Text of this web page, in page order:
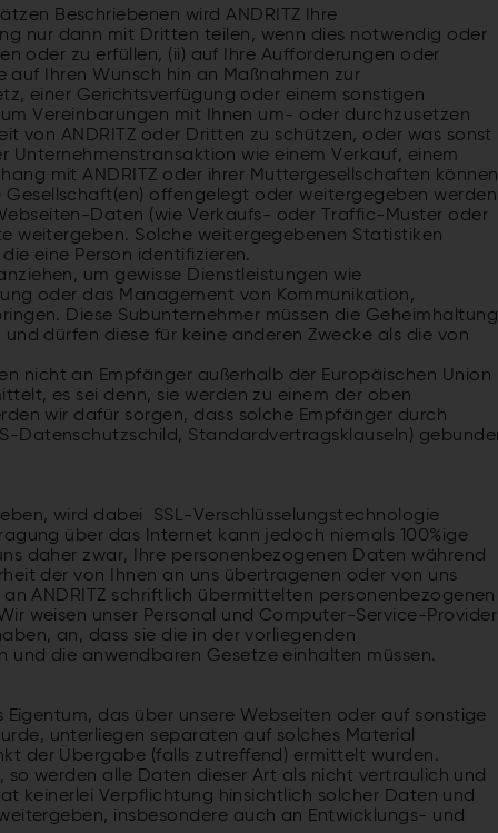
Beschriebenen wird ANDRITZ Ihre
nur dann mit Dritten teilen, wenn dies notwendig oder
oder zu erfüllen, (ii) auf Ihre Aufforderungen oder
auf Ihren Wunsch hin an Maßnahmen zur
einer Gerichtsverfügung oder einem sonstigen
Vereinbarungen mit Ihnen um- oder durchzusetzen
von ANDRITZ oder Dritten zu schützen, oder was sonst
wie einem Verkauf, einem
mit ANDRITZ oder ihrer Muttergesellschaften können
offengelegt oder weitergegeben
Daten (wie Verkaufs- oder Traffic-Muster oder
weitergeben. Solche weitergegebenen Statistiken
eine Person identifizieren.
um gewisse Dienstleistungen wie
oder das Management von Kommunikation,
Diese Subunternehmer müssen die Geheimhaltung
dürfen diese für keine anderen Zwecke als die von
nicht an Empfänger außerhalb der Europäischen Union
es sei denn, sie werden zu einem der oben
wir dafür sorgen, dass solche Empfänger durch
Datenschutzschild, Standardvertragsklauseln)
wird dabei SSL-Verschlüsselungstechnologie
über das Internet kann jedoch niemals 100%ige
daher zwar, Ihre personenbezogenen Daten während
der von Ihnen an uns übertragenen oder von uns
ANDRITZ schriftlich übermittelten personenbezogenen
weisen unser Personal und Computer-Service-
an, dass sie die in der vorliegenden
die anwendbaren Gesetze einhalten müssen.
das über unsere Webseiten oder auf sonstige
unterliegen separaten auf solches Material
der Übergabe (falls zutreffend) ermittelt wurden.
werden alle Daten dieser Art als nicht vertraulich und
keinerlei Verpflichtung hinsichtlich solcher Daten und
insbesondere auch an Entwicklungs- und